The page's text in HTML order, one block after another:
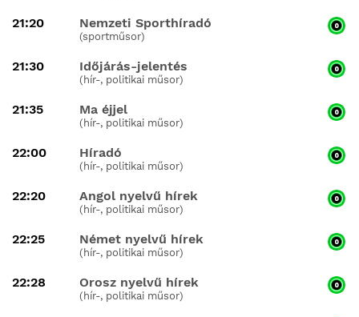
21:20 Nemzeti Sporthíradó
(sportműsor)
21:30 Időjárás-jelentés
(hír-, politikai műsor)
21:35 Ma éjjel
(hír-, politikai műsor)
22:00 Híradó
(hír-, politikai műsor)
22:20 Angol nyelvű hírek
(hír-, politikai műsor)
22:25 Német nyelvű hírek
(hír-, politikai műsor)
22:28 Orosz nyelvű hírek
(hír-, politikai műsor)